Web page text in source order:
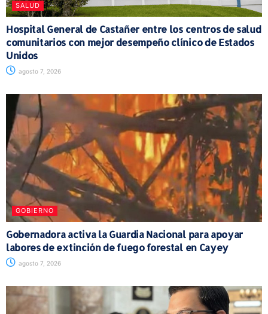
SALUD
Hospital General de Castañer entre los centros de salud
comunitarios con mejor desempeño clínico de Estados
Unidos
agosto 7, 2026
GOBIERNO
Gobernadora activa la Guardia Nacional para apoyar
labores de extinción de fuego forestal en Cayey
agosto 7, 2026